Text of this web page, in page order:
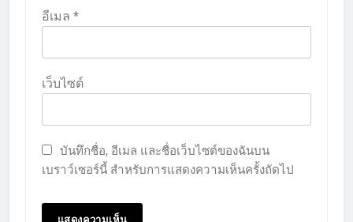
อีเมล *
เว็บไซต์
บันทึกชื่อ, อีเมล และชื่อเว็บไซต์ของฉันบน
เบราว์เซอร์นี้ สำหรับการแสดงความเห็นครั้งถัดไป